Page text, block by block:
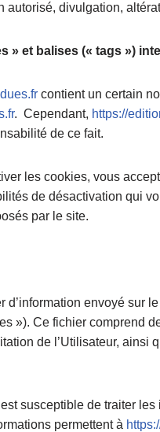
autorisé, divulgation,
» et balises (« tags »)
contient un certain
. Cependant, https://
de ce fait.
les cookies, vous
de désactivation qui
par le site.
d’information envoyé sur
»). Ce fichier comprend
de l’Utilisateur,
est susceptible de traiter
permettent à